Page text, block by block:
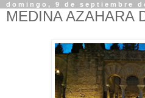
domingo, 9 de septiembre
MEDINA AZAHARA